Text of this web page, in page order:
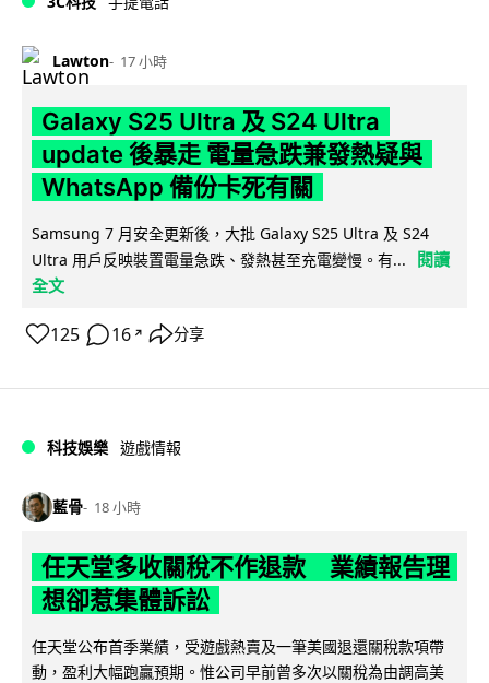
Lawton 17 小時
Galaxy S25 Ultra 及 S24 Ultra
update 後暴走 電量急跌兼發熱疑與
WhatsApp 備份卡死有關
Samsung 7 月安全更新後，大批 Galaxy S25 Ultra 及 S24
Ultra 用戶反映裝置電量急跌、發熱甚至充電變慢。有...
閱讀
全文
125 16 ↗ 分享
科技娛樂 遊戲情報
藍骨 18 小時
任天堂多收關稅不作退款 業績報告理
想卻惹集體訴訟
任天堂公布首季業績，受遊戲熱賣及一筆美國退還關稅款項帶
動，盈利大幅跑贏預期。惟公司早前曾多次以關稅為由調高美